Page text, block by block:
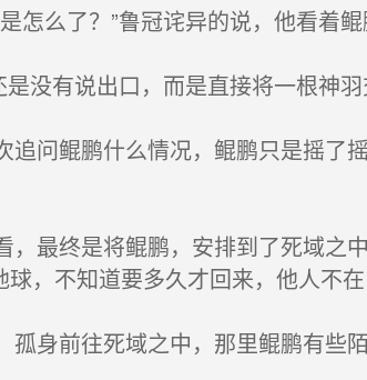
么了？”鲁冠诧异的说，他看着鲲
没有说出口，而是直接将一根神
问鲲鹏什么情况，鲲鹏只是摇了
最终是将鲲鹏，安排到了死域之
球，不知道要多久才回来，他人不
身前往死域之中，那里鲲鹏有些